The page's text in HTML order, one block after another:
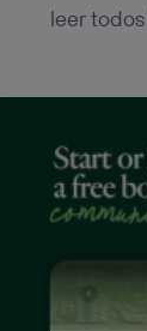
leer